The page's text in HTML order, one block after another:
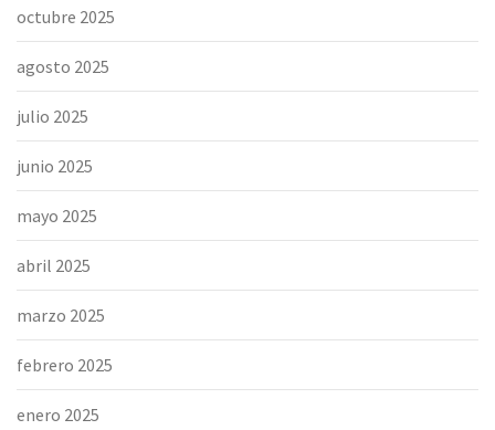
octubre 2025
agosto 2025
julio 2025
junio 2025
mayo 2025
abril 2025
marzo 2025
febrero 2025
enero 2025